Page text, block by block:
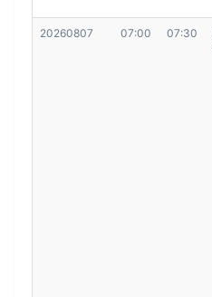
20260807 07:00 07:30